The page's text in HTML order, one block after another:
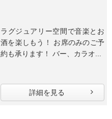
ラグジュアリー空間で音楽とお
酒を楽しもう！ お席のみのご予
約も承ります！ バー、カラオ...
詳細を見る